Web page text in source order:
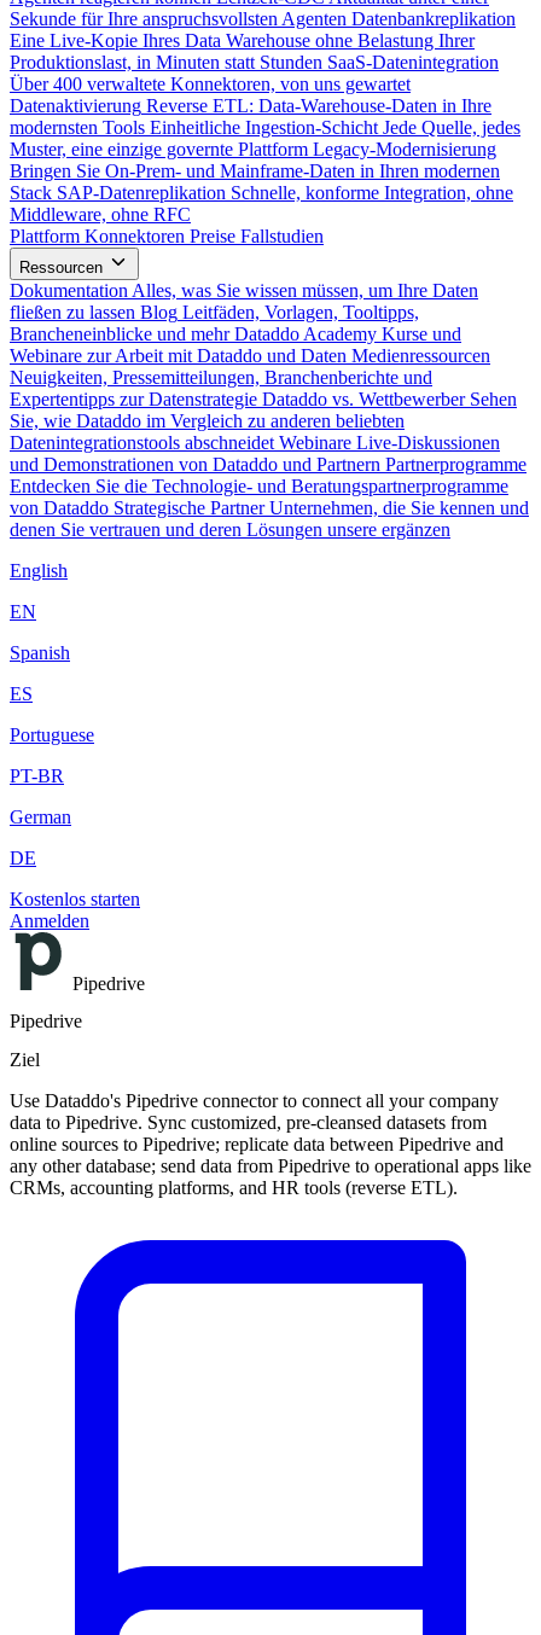
Sekunde für Ihre anspruchsvollsten Agenten Datenbankreplikation
Eine Live-Kopie Ihres Data Warehouse ohne Belastung Ihrer
Produktionslast, in Minuten statt Stunden SaaS-Datenintegration
Über 400 verwaltete Konnektoren, von uns gewartet
Datenaktivierung Reverse ETL: Data-Warehouse-Daten in Ihre
modernsten Tools Einheitliche Ingestion-Schicht Jede Quelle, jedes
Muster, eine einzige governte Plattform Legacy-Modernisierung
Bringen Sie On-Prem- und Mainframe-Daten in Ihren modernen
Stack SAP-Datenreplikation Schnelle, konforme Integration, ohne
Middleware, ohne RFC
Plattform Konnektoren Preise Fallstudien
Ressourcen
Dokumentation Alles, was Sie wissen müssen, um Ihre Daten
fließen zu lassen Blog Leitfäden, Vorlagen, Tooltipps,
Brancheneinblicke und mehr Dataddo Academy Kurse und
Webinare zur Arbeit mit Dataddo und Daten Medienressourcen
Neuigkeiten, Pressemitteilungen, Branchenberichte und
Expertentipps zur Datenstrategie Dataddo vs. Wettbewerber Sehen
Sie, wie Dataddo im Vergleich zu anderen beliebten
Datenintegrationstools abschneidet Webinare Live-Diskussionen
und Demonstrationen von Dataddo und Partnern Partnerprogramme
Entdecken Sie die Technologie- und Beratungspartnerprogramme
von Dataddo Strategische Partner Unternehmen, die Sie kennen und
denen Sie vertrauen und deren Lösungen unsere ergänzen
English
EN
Spanish
ES
Portuguese
PT-BR
German
DE
Kostenlos starten
Anmelden
Pipedrive
Pipedrive
Ziel
Use Dataddo's Pipedrive connector to connect all your company
data to Pipedrive. Sync customized, pre-cleansed datasets from
online sources to Pipedrive; replicate data between Pipedrive and
any other database; send data from Pipedrive to operational apps like
CRMs, accounting platforms, and HR tools (reverse ETL).